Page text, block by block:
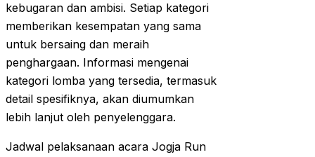
kebugaran dan ambisi. Setiap kategori
memberikan kesempatan yang sama
untuk bersaing dan meraih
penghargaan. Informasi mengenai
kategori lomba yang tersedia, termasuk
detail spesifiknya, akan diumumkan
lebih lanjut oleh penyelenggara.
Jadwal pelaksanaan acara Jogja Run